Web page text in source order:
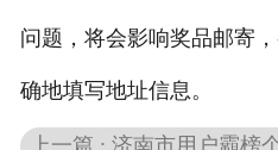
问题，将会影响奖品邮寄
确地填写地址信息。